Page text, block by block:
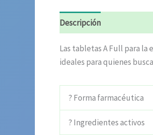
Descripción
Las tabletas A Full para
ideales para quienes
? Forma farmacéutica
? Ingredientes activos